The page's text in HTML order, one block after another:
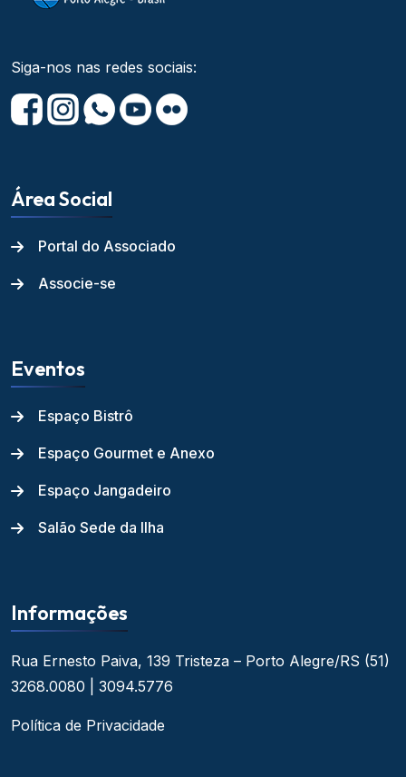
Siga-nos nas redes sociais:
Área Social
Portal do Associado
Associe-se
Eventos
Espaço Bistrô
Espaço Gourmet e Anexo
Espaço Jangadeiro
Salão Sede da Ilha
Informações
Rua Ernesto Paiva, 139 Tristeza – Porto Alegre/RS (51)
3268.0080 | 3094.5776
Política de Privacidade